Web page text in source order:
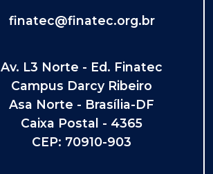
finatec@finatec.org.br
Av. L3 Norte - Ed. Finatec
Campus Darcy Ribeiro
Asa Norte - Brasília-DF
Caixa Postal - 4365
CEP: 70910-903